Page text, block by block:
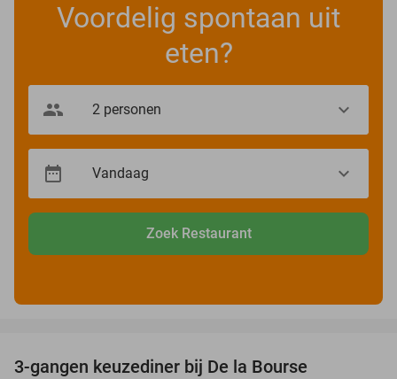
Voordelig spontaan uit
eten?
Zoek Restaurant
3-gangen keuzediner bij De la Bourse